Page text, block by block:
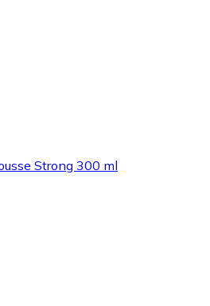
Strong 300 ml